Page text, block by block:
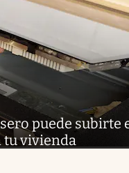
puede subirte
tu vivienda